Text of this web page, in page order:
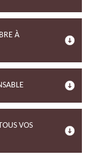
À
VOS